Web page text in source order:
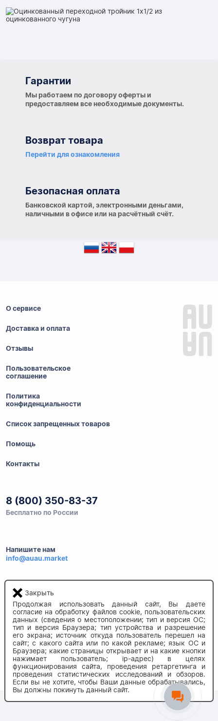
Гарантии
Мы работаем по договору оферты и
предоставляем все необходимые документы.
Возврат товара
Перейти для ознакомления
Безопасная оплата
Банковской картой, электронными деньгами,
наличными в офисе или на расчётный счёт.
О сервисе
Доставка и оплата
Отзывы
Пользовательское
соглашение
Политика
конфиденциальности
Список запрещенных товаров
Помощь
Контакты
8 (800) 350-83-37
Бесплатно по России
Напишите нам
info@auau.market
236027, г.Калининград
ул.Калязинская 6, оф. 2
© 2020-2026 auau.market
Закрыть
Продолжая использовать данный сайт, Вы даете
согласие на обработку файлов cookie, пользовательских
данных (сведения о местоположении; тип и версия ОС;
тип и версия Браузера; тип устройства и разрешение
его экрана; источник откуда пользователь перешел на
сайт; с какого сайта или по какой рекламе; язык ОС и
Браузера; какие страницы открывает и на какие кнопки
нажимает пользователь; ip-адрес) в целях
функционирования сайта, проведения ретаргетинга и
проведения статистических исследований и обзоров.
Если вы не хотите, чтобы Ваши данные обрабатывались,
Вы должны покинуть данный сайт.